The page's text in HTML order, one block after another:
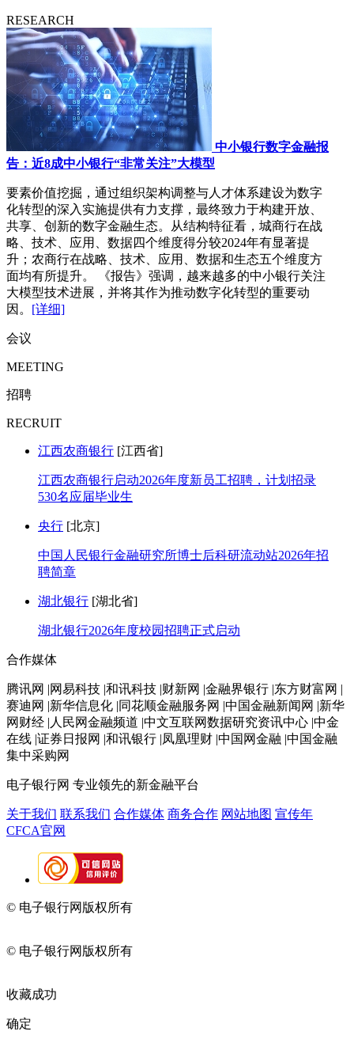
RESEARCH
中小银行数字金融报
告：近8成中小银行“非常关注”大模型
要素价值挖掘，通过组织架构调整与人才体系建设为数字
化转型的深入实施提供有力支撑，最终致力于构建开放、
共享、创新的数字金融生态。从结构特征看，城商行在战
略、技术、应用、数据四个维度得分较2024年有显著提
升；农商行在战略、技术、应用、数据和生态五个维度方
面均有所提升。 《报告》强调，越来越多的中小银行关注
大模型技术进展，并将其作为推动数字化转型的重要动
因。 [详细]
会议
MEETING
招聘
RECRUIT
江西农商银行 [江西省]
江西农商银行启动2026年度新员工招聘，计划招录
530名应届毕业生
央行 [北京]
中国人民银行金融研究所博士后科研流动站2026年招
聘简章
湖北银行 [湖北省]
湖北银行2026年度校园招聘正式启动
合作媒体
腾讯网 |网易科技 |和讯科技 |财新网 |金融界银行 |东方财富网 |
赛迪网 |新华信息化 |同花顺金融服务网 |中国金融新闻网 |新华
网财经 |人民网金融频道 |中文互联网数据研究资讯中心 |中金
在线 |证券日报网 |和讯银行 |凤凰理财 |中国网金融 |中国金融
集中采购网
电子银行网 专业领先的新金融平台
关于我们 联系我们 合作媒体 商务合作 网站地图 宣传年
CFCA官网
© 电子银行网版权所有
© 电子银行网版权所有
收藏成功
确定